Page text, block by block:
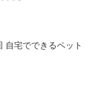
自宅でできるペット